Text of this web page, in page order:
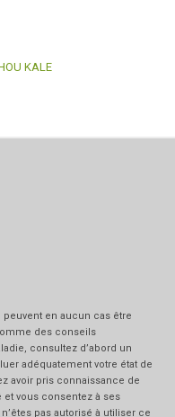
KALE
en aucun cas être
des conseils
consultez d’abord un
adéquatement votre état de
avoir pris connaissance de
et vous consentez à ses
pas autorisé à utiliser ce